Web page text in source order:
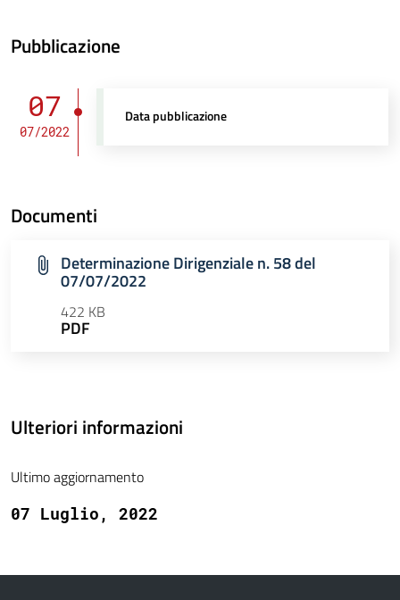
Pubblicazione
07
07/2022
Data pubblicazione
Documenti
Determinazione Dirigenziale n. 58 del
07/07/2022
422 KB
PDF
Ulteriori informazioni
Ultimo aggiornamento
07 Luglio, 2022